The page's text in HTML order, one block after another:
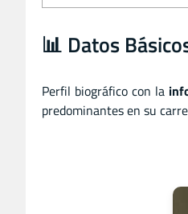
📊 Datos
Perfil biográfico con la
predominantes en su